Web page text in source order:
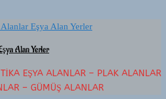
Alan Yerler
EŞYA ALANLAR – PLAK ALANLAR
– GÜMÜŞ ALANLAR